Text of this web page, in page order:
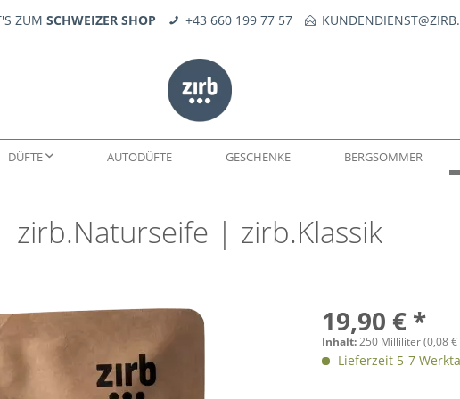
ZUM SCHWEIZER SHOP +43 660 199 77 57
DÜFTE AUTODÜFTE GESCHENKE BERGSOMMER
FEUERERLEBNIS
TROPFÖLE
ERSATZTEILE
zirb.Naturseife | zirb.Klassik
19,90 € *
Inhalt:250 Milliliter (0,08 €
Lieferzeit 5-7